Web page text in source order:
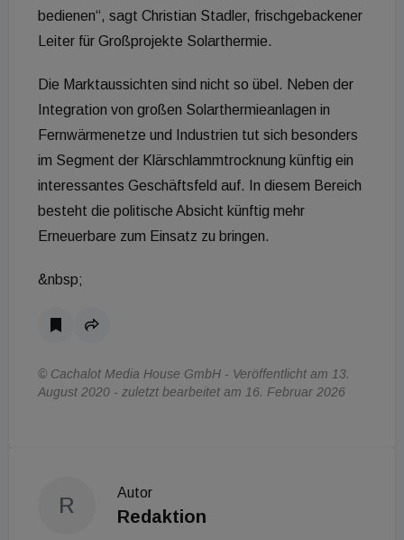
bedienen“, sagt Christian Stadler, frischgebackener
Leiter für Großprojekte Solarthermie.
Die Marktaussichten sind nicht so übel. Neben der
Integration von großen Solarthermieanlagen in
Fernwärmenetze und Industrien tut sich besonders
im Segment der Klärschlammtrocknung künftig ein
interessantes Geschäftsfeld auf. In diesem Bereich
besteht die politische Absicht künftig mehr
Erneuerbare zum Einsatz zu bringen.
&nbsp;
© Cachalot Media House GmbH - Veröffentlicht am 13.
August 2020 - zuletzt bearbeitet am 16. Februar 2026
R
Autor
Redaktion